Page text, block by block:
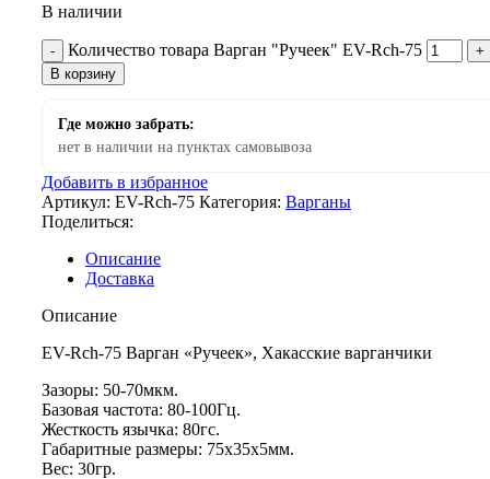
В наличии
Количество товара Варган "Ручеек" EV-Rch-75
В корзину
Где можно забрать:
нет в наличии на пунктах самовывоза
Добавить в избранное
Артикул: EV-Rch-75 Категория: Варганы
Поделиться:
Описание
Доставка
Описание
EV-Rch-75 Варган «Ручеек», Хакасские варганчики
Зазоры: 50-70мкм.
Базовая частота: 80-100Гц.
Жесткость язычка: 80гс.
Габаритные размеры: 75x35x5мм.
Вес: 30гр.